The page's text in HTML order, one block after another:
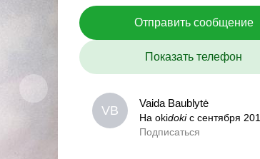
Отправить сообщение
Показать телефон
VB
Vaida Baublytė
На okidokiс сентября
Подписаться
VB
Vaida Baublytė
На okidokiс сентября
0,0